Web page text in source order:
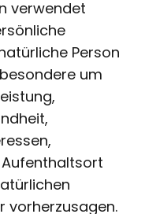
verwendet
Person
um
Aufenthaltsort
vorherzusagen.